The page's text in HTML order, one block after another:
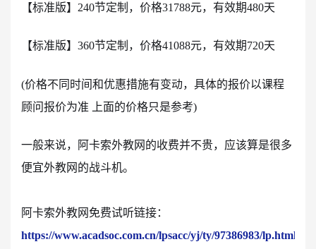
【标准版】240节定制，价格31788元，有效期480天
【标准版】360节定制，价格41088元，有效期720天
(价格不同时间和优惠措施有变动，具体的报价以课程
顾问报价为准 上面的价格只是参考)
一般来说，阿卡索外教网的收费并不贵，应该算是很多
便宜外教网的战斗机。
阿卡索外教网免费试听链接：
https://www.acadsoc.com.cn/lpsacc/yj/ty/97386983/lp.html?